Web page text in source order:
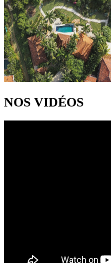
NOS VIDÉOS